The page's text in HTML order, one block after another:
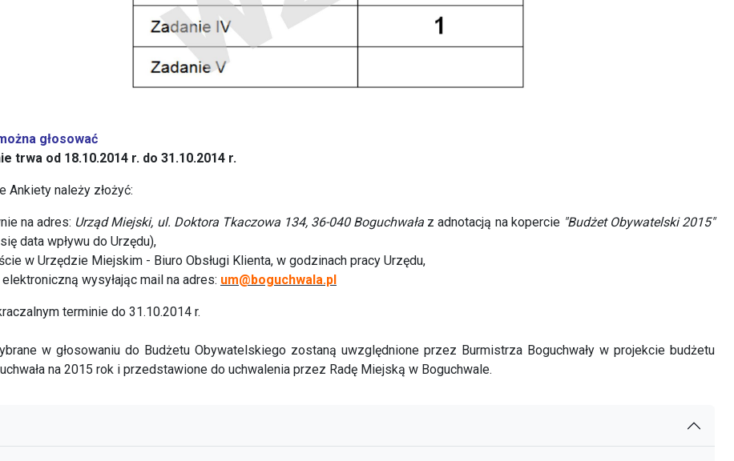
głosować
trwa od 18.10.2014 r. do 31.10.2014 r.
Ankiety należy złożyć:
na adres: Urząd Miejski, ul. Doktora Tkaczowa 134, 36-040 Boguchwała z adnotacją na kopercie "Budżet Obywatelski 2015"
data wpływu do Urzędu),
w Urzędzie Miejskim - Biuro Obsługi Klienta, w godzinach pracy Urzędu,
wysyłając mail na adres: um@boguchwala.pl
terminie do 31.10.2014 r.
w głosowaniu do Budżetu Obywatelskiego zostaną uwzględnione przez Burmistrza Boguchwały w projekcie budżetu
na 2015 rok i przedstawione do uchwalenia przez Radę Miejską w Boguchwale.